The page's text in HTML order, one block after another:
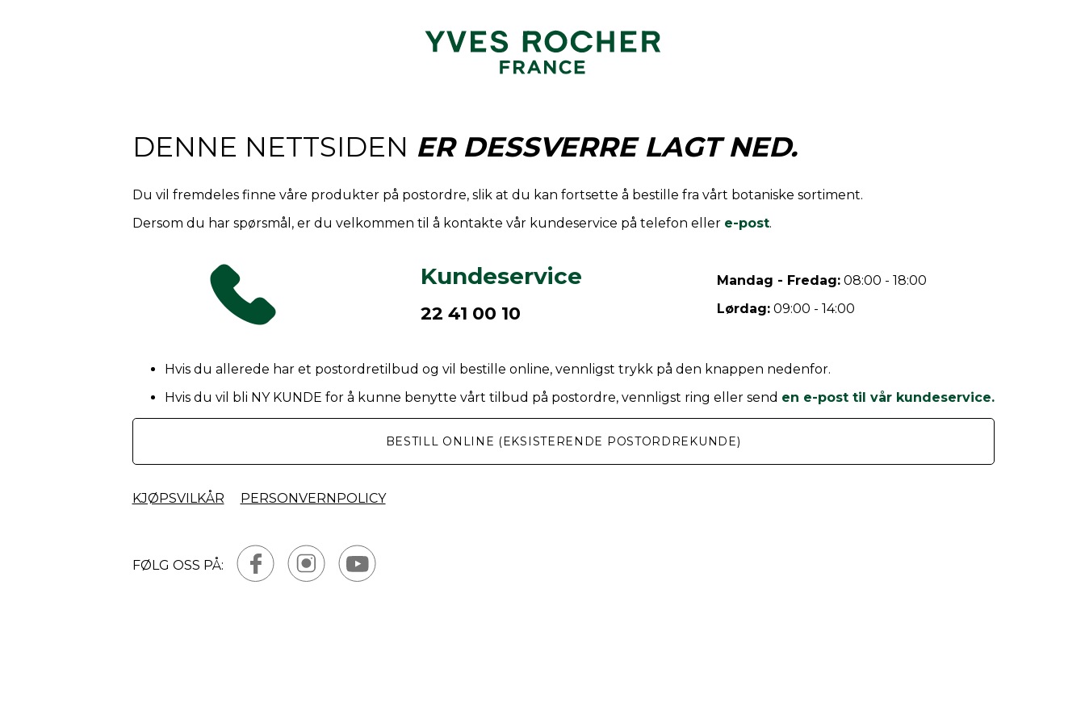
DENNE NETTSIDEN ER DESSVERRE LAGT NED.
Du vil fremdeles finne våre produkter på postordre, slik at du kan fortsette å bestille fra vårt botaniske sortiment.
Dersom du har spørsmål, er du velkommen til å kontakte vår kundeservice på telefon eller e-post.
Kundeservice
22 41 00 10
Mandag - Fredag: 08:00 - 18:00
Lørdag: 09:00 - 14:00
Hvis du allerede har et postordretilbud og vil bestille online, vennligst trykk på den knappen nedenfor.
Hvis du vil bli NY KUNDE for å kunne benytte vårt tilbud på postordre, vennligst ring eller send en e-post til vår kundeservice.
BESTILL ONLINE (EKSISTERENDE POSTORDREKUNDE)
KJØPSVILKÅR PERSONVERNPOLICY
FØLG OSS PÅ: